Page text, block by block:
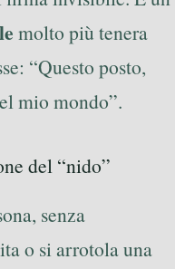
molto più tenera
“Questo posto,
mio mondo”.
del “nido”
senza
o si arrotola una